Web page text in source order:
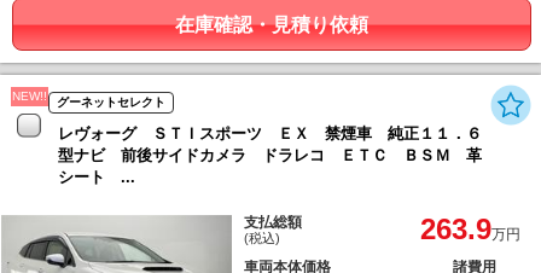
在庫確認・見積り依頼
NEW!! グーネットセレクト
レヴォーグ ＳＴＩスポーツ ＥＸ 禁煙車 純正１１．６
型ナビ 前後サイドカメラ ドラレコ ＥＴＣ ＢＳＭ 革
シート ...
支払総額
(税込) 263.9万円
車両本体価格
諸費用